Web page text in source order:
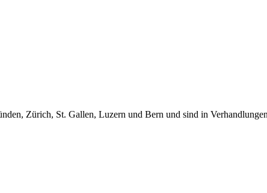
Zürich, St. Gallen, Luzern und Bern und sind in